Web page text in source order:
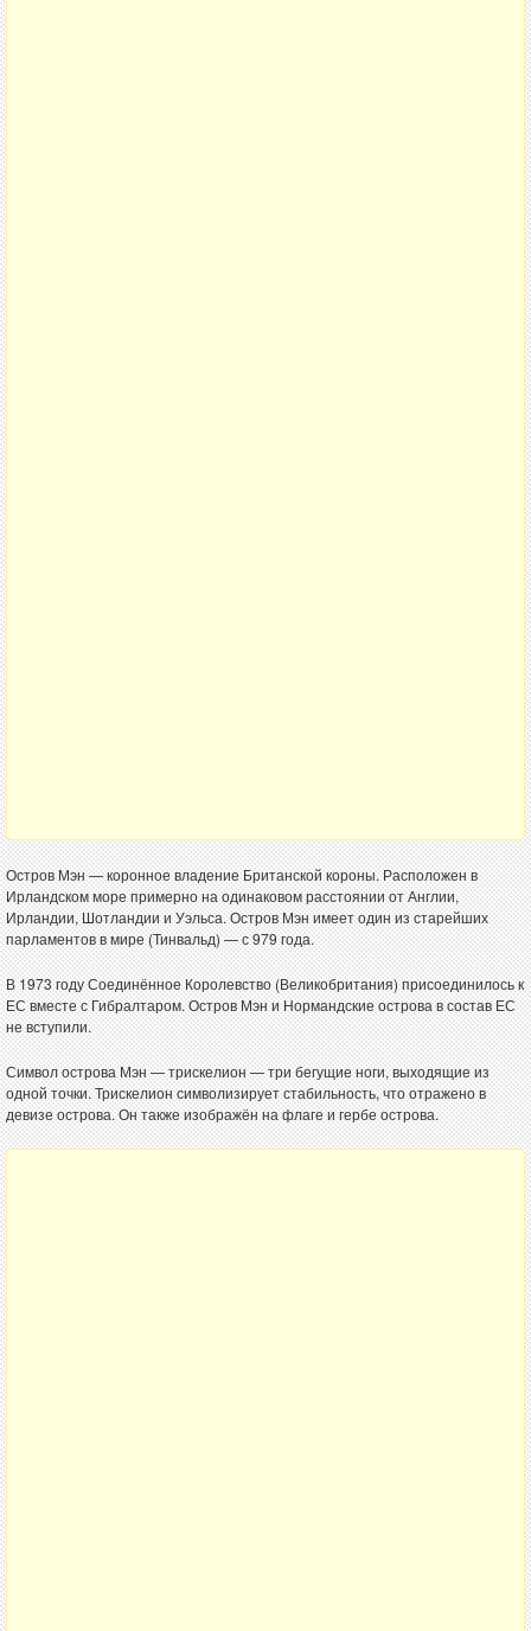
Остров Мэн — коронное владение Британской короны. Расположен в
Ирландском море примерно на одинаковом расстоянии от Англии,
Ирландии, Шотландии и Уэльса. Остров Мэн имеет один из старейших
парламентов в мире (Тинвальд) — с 979 года.
В 1973 году Соединённое Королевство (Великобритания) присоединилось к
ЕС вместе с Гибралтаром. Остров Мэн и Нормандские острова в состав ЕС
не вступили.
Символ острова Мэн — трискелион — три бегущие ноги, выходящие из
одной точки. Трискелион символизирует стабильность, что отражено в
девизе острова. Он также изображён на флаге и гербе острова.